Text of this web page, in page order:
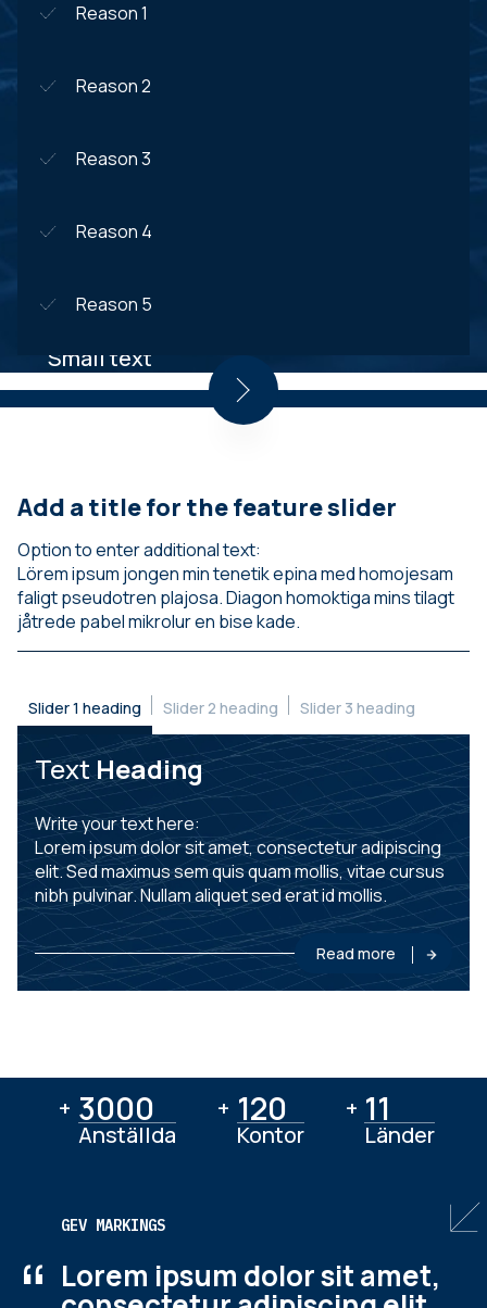
Reason 1
Reason 2
Reason 3
Reason 4
Reason 5
Small text
Add a title for the feature slider
Option to enter additional text:
Lörem ipsum jongen min tenetik epina med homojesam
faligt pseudotren plajosa. Diagon homoktiga mins tilagt
jåtrede pabel mikrolur en bise kade.
Slider 1 heading
TextHeading
Write your text here:
Lorem ipsum dolor sit amet, consectetur adipiscing
elit. Sed maximus sem quis quam mollis, vitae cursus
nibh pulvinar. Nullam aliquet sed erat id mollis.
Read more
Slider 2 heading
Heading
Slider 3 heading
Heading
+ 3000
3000
Anställda
+ 120
120
Kontor
+ 11
11
Länder
GEV MARKINGS
Lorem ipsum dolor sit amet,